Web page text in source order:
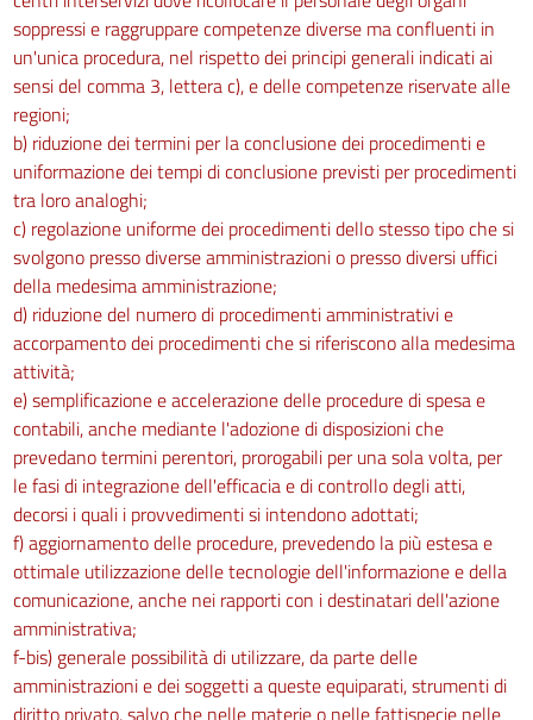
soppressi e raggruppare competenze diverse ma confluenti in
un'unica procedura, nel rispetto dei principi generali indicati ai
sensi del comma 3, lettera c), e delle competenze riservate alle
regioni;
b) riduzione dei termini per la conclusione dei procedimenti e
uniformazione dei tempi di conclusione previsti per procedimenti
tra loro analoghi;
c) regolazione uniforme dei procedimenti dello stesso tipo che si
svolgono presso diverse amministrazioni o presso diversi uffici
della medesima amministrazione;
d) riduzione del numero di procedimenti amministrativi e
accorpamento dei procedimenti che si riferiscono alla medesima
attività;
e) semplificazione e accelerazione delle procedure di spesa e
contabili, anche mediante l'adozione di disposizioni che
prevedano termini perentori, prorogabili per una sola volta, per
le fasi di integrazione dell'efficacia e di controllo degli atti,
decorsi i quali i provvedimenti si intendono adottati;
f) aggiornamento delle procedure, prevedendo la più estesa e
ottimale utilizzazione delle tecnologie dell'informazione e della
comunicazione, anche nei rapporti con i destinatari dell'azione
amministrativa;
f-bis) generale possibilità di utilizzare, da parte delle
amministrazioni e dei soggetti a queste equiparati, strumenti di
diritto privato, salvo che nelle materie o nelle fattispecie nelle